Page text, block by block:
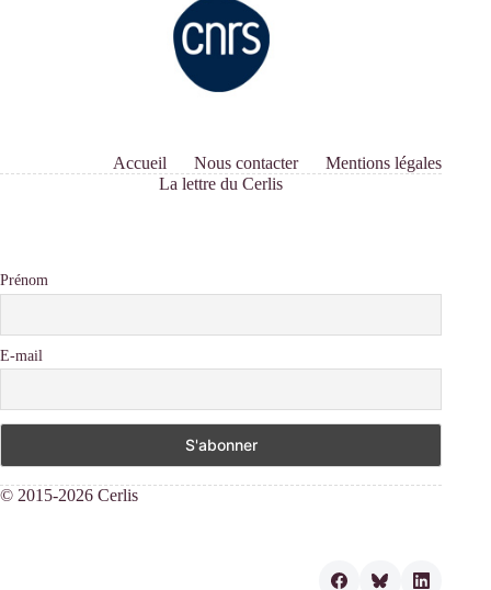
Accueil Nous contacter
Mentions légales
La lettre du Cerlis
Prénom
E-mail
© 2015-2026 Cerlis